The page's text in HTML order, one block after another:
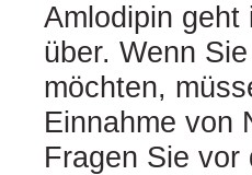
Amlodipin geht
über. Wenn
möchten,
Einnahme von
Fragen Sie vor